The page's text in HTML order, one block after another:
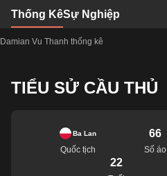
Thống KêSự Nghiệp
Damian Vu Thanh thống kê
TIỂU SỬ CẦU THỦ
Ba Lan
Quốc tịch
66
Số áo
22